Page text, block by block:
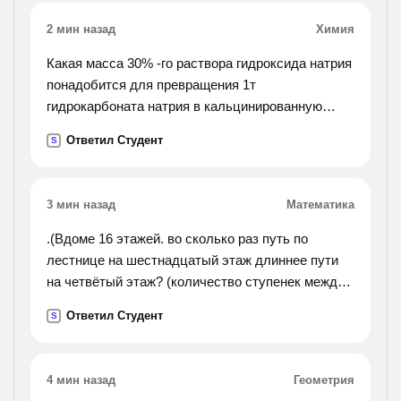
2 мин назад Химия
Какая масса 30% -го раствора гидроксида натрия
понадобится для превращения 1т
гидрокарбоната натрия в кальцинированную
S Ответил Студент
3 мин назад Математика
.(Вдоме 16 этажей. во сколько раз путь по
лестнице на шестнадцатый этаж длиннее пути
на четвётый этаж? (количество ступенек между
нашли ответ.).
S Ответил Студент
4 мин назад Геометрия